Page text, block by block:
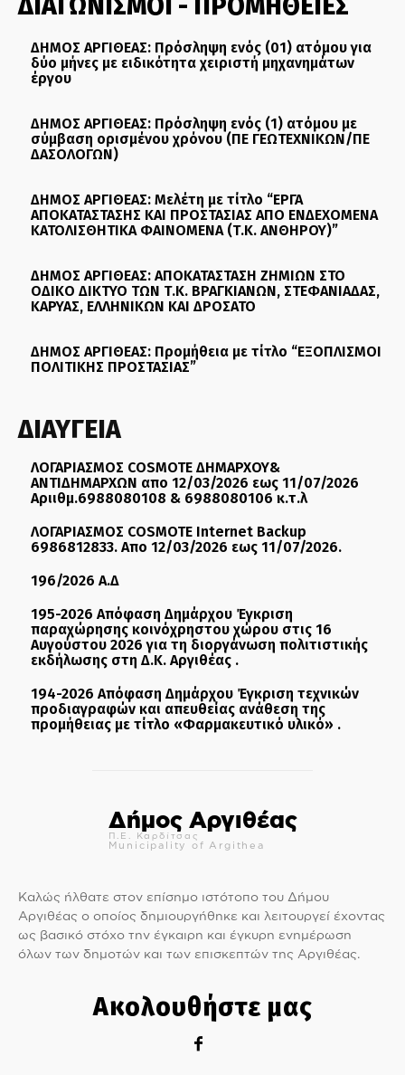
ΔΙΑΓΩΝΙΣΜΟΙ - ΠΡΟΜΗΘΕΙΕΣ
ΔΗΜΟΣ ΑΡΓΙΘΕΑΣ: Πρόσληψη ενός (01) ατόμου για
δύο μήνες με ειδικότητα χειριστή μηχανημάτων
έργου
ΔΗΜΟΣ ΑΡΓΙΘΕΑΣ: Πρόσληψη ενός (1) ατόμου με
σύμβαση ορισμένου χρόνου (ΠΕ ΓΕΩΤΕΧΝΙΚΩΝ/ΠΕ
ΔΑΣΟΛΟΓΩΝ)
ΔΗΜΟΣ ΑΡΓΙΘΕΑΣ: Μελέτη με τίτλο “ΕΡΓΑ
ΑΠΟΚΑΤΑΣΤΑΣΗΣ ΚΑΙ ΠΡΟΣΤΑΣΙΑΣ ΑΠΟ ΕΝΔΕΧΟΜΕΝΑ
ΚΑΤΟΛΙΣΘΗΤΙΚΑ ΦΑΙΝΟΜΕΝΑ (Τ.Κ. ΑΝΘΗΡΟΥ)”
ΔΗΜΟΣ ΑΡΓΙΘΕΑΣ: ΑΠΟΚΑΤΑΣΤΑΣΗ ΖΗΜΙΩΝ ΣΤΟ
ΟΔΙΚΟ ΔΙΚΤΥΟ ΤΩΝ Τ.Κ. ΒΡΑΓΚΙΑΝΩΝ, ΣΤΕΦΑΝΙΑΔΑΣ,
ΚΑΡΥΑΣ, ΕΛΛΗΝΙΚΩΝ ΚΑΙ ΔΡΟΣΑΤΟ
ΔΗΜΟΣ ΑΡΓΙΘΕΑΣ: Προμήθεια με τίτλο “ΕΞΟΠΛΙΣΜΟΙ
ΠΟΛΙΤΙΚΗΣ ΠΡΟΣΤΑΣΙΑΣ”
ΔΙΑΥΓΕΙΑ
ΛΟΓΑΡΙΑΣΜΟΣ COSMOTE ΔΗΜΑΡΧΟΥ&
ΑΝΤΙΔΗΜΑΡΧΩΝ απο 12/03/2026 εως 11/07/2026
Αριιθμ.6988080108 & 6988080106 κ.τ.λ
ΛΟΓΑΡΙΑΣΜΟΣ COSMOTE Internet Backup
6986812833. Απο 12/03/2026 εως 11/07/2026.
196/2026 Α.Δ
195-2026 Απόφαση Δημάρχου Έγκριση
παραχώρησης κοινόχρηστου χώρου στις 16
Αυγούστου 2026 για τη διοργάνωση πολιτιστικής
εκδήλωσης στη Δ.Κ. Αργιθέας .
194-2026 Απόφαση Δημάρχου Έγκριση τεχνικών
προδιαγραφών και απευθείας ανάθεση της
προμήθειας με τίτλο «Φαρμακευτικό υλικό» .
Δήμος Αργιθέας
Π.Ε. Καρδίτσας
Municipality of Argithea
Καλώς ήλθατε στον επίσημο ιστότοπο του Δήμου
Αργιθέας ο οποίος δημιουργήθηκε και λειτουργεί έχοντας
ως βασικό στόχο την έγκαιρη και έγκυρη ενημέρωση
όλων των δημοτών και των επισκεπτών της Αργιθέας.
Ακολουθήστε μας